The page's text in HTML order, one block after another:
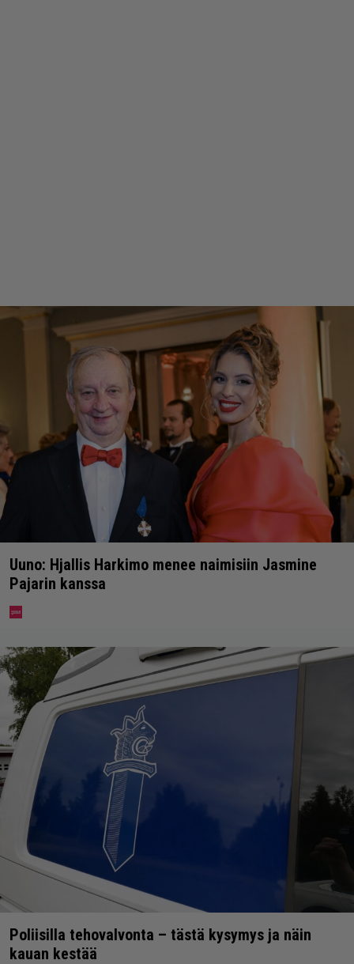
Uuno: Hjallis Harkimo menee naimisiin Jasmine
Pajarin kanssa
Poliisilla tehovalvonta – tästä kysymys ja näin
kauan kestää